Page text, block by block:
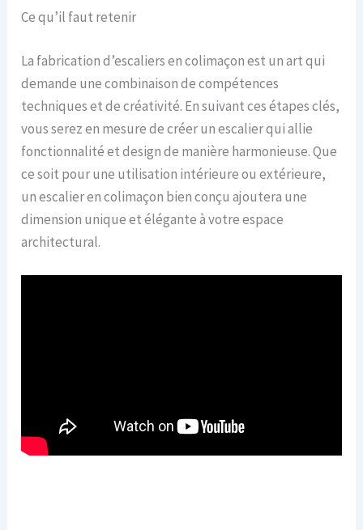
Ce qu’il faut retenir
La fabrication d’escaliers en colimaçon est un art qui
demande une combinaison de compétences
techniques et de créativité. En suivant ces étapes clés,
vous serez en mesure de créer un escalier qui allie
fonctionnalité et design de manière harmonieuse. Que
ce soit pour une utilisation intérieure ou extérieure,
un escalier en colimaçon bien conçu ajoutera une
dimension unique et élégante à votre espace
architectural.